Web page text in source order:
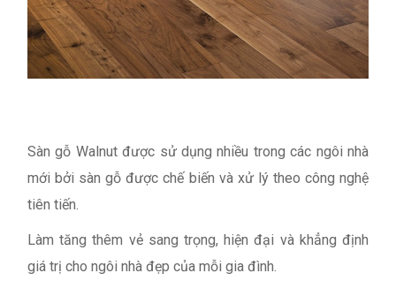
Sàn gỗ Walnut được sử dụng nhiều trong các ngôi nhà
mới bởi sàn gỗ được chế biến và xử lý theo công nghệ
tiên tiến.
Làm tăng thêm vẻ sang trọng, hiện đại và khẳng định
giá trị cho ngôi nhà đẹp của mỗi gia đình.